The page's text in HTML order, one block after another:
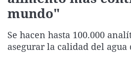
mundo"
Se hacen hasta 100.000
asegurar la calidad del